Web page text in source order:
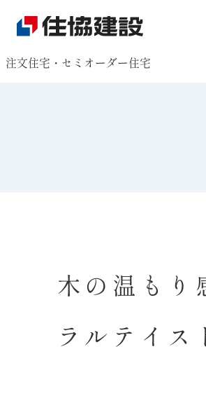
注文住宅・セミオーダー住宅
木の温もり
ラルテイス